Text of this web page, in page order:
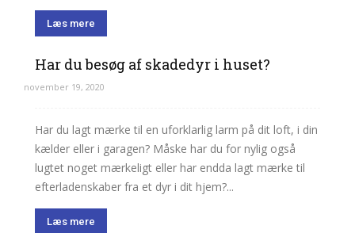
Læs mere
Har du besøg af skadedyr i huset?
november 19, 2020
Har du lagt mærke til en uforklarlig larm på dit loft, i din
kælder eller i garagen? Måske har du for nylig også
lugtet noget mærkeligt eller har endda lagt mærke til
efterladenskaber fra et dyr i dit hjem?...
Læs mere